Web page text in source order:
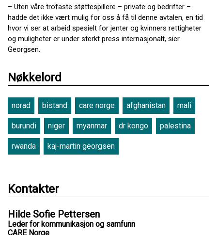
– Uten våre trofaste støttespillere – private og bedrifter –
hadde det ikke vært mulig for oss å få til denne avtalen, en tid
hvor vi ser at arbeid spesielt for jenter og kvinners rettigheter
og muligheter er under sterkt press internasjonalt, sier
Georgsen.
Nøkkelord
norad bistand care norge afghanistan mali
burundi niger myanmar dr kongo palestina
rwanda kaj-martin georgsen
Kontakter
Hilde Sofie Pettersen
Leder for kommunikasjon og samfunn
CARE Norge